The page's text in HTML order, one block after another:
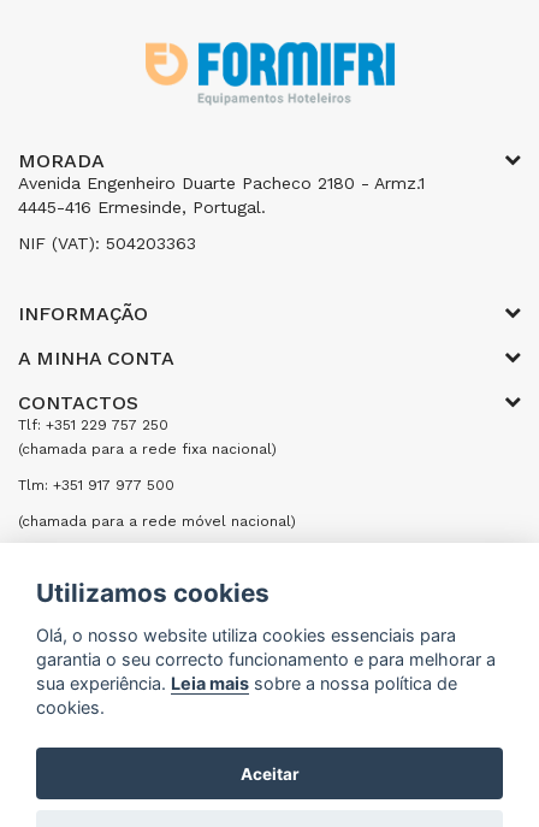
MORADA
Avenida Engenheiro Duarte Pacheco 2180 - Armz.1
4445-416 Ermesinde, Portugal.
NIF (VAT): 504203363
INFORMAÇÃO
A MINHA CONTA
CONTACTOS
Tlf: +351 229 757 250
(chamada para a rede fixa nacional)
Tlm: +351 917 977 500
(chamada para a rede móvel nacional)
ENVIAR UMA MENSAGEM
Formifri | Especialistas em Equipamentos Hoteleiros
e Cozinhas Industriais © 2026
Utilizamos cookies
Olá, o nosso website utiliza cookies essenciais para
garantia o seu correcto funcionamento e para melhorar a
sua experiência. Leia mais sobre a nossa política de
cookies.
Aceitar